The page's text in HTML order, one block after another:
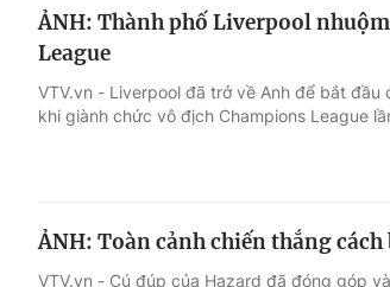
ẢNH: Thành phố Liverpool
League
VTV.vn - Liverpool đã trở về Anh để bắt
khi giành chức vô địch Champions League
ẢNH: Toàn cảnh chiến thắng
VTV.vn - Cú đúp của Hazard đã đóng góp